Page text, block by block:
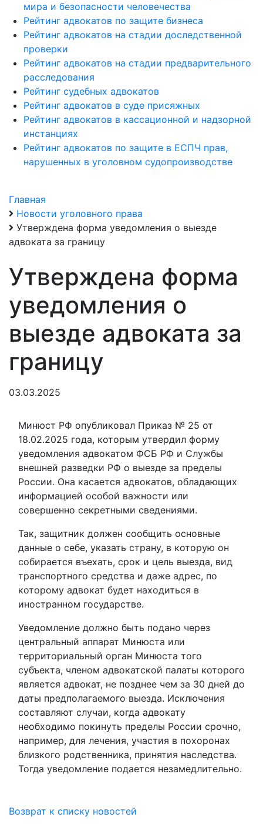
мира и безопасности человечества
Рейтинг адвокатов по защите бизнеса
Рейтинг адвокатов на стадии доследственной
проверки
Рейтинг адвокатов на стадии предварительного
расследования
Рейтинг судебных адвокатов
Рейтинг адвокатов в суде присяжных
Рейтинг адвокатов в кассационной и надзорной
инстанциях
Рейтинг адвокатов по защите в ЕСПЧ прав,
нарушенных в уголовном судопроизводстве
Главная
Новости уголовного права
Утверждена форма уведомления о выезде
адвоката за границу
Утверждена форма
уведомления о
выезде адвоката за
границу
03.03.2025
Минюст РФ опубликовал Приказ № 25 от
18.02.2025 года, которым утвердил форму
уведомления адвокатом ФСБ РФ и Службы
внешней разведки РФ о выезде за пределы
России. Она касается адвокатов, обладающих
информацией особой важности или
совершенно секретными сведениями.
Так, защитник должен сообщить основные
данные о себе, указать страну, в которую он
собирается въехать, срок и цель выезда, вид
транспортного средства и даже адрес, по
которому адвокат будет находиться в
иностранном государстве.
Уведомление должно быть подано через
центральный аппарат Минюста или
территориальный орган Минюста того
субъекта, членом адвокатской палаты которого
является адвокат, не позднее чем за 30 дней до
даты предполагаемого выезда. Исключения
составляют случаи, когда адвокату
необходимо покинуть пределы России срочно,
например, для лечения, участия в похоронах
близкого родственника, принятия наследства.
Тогда уведомление подается незамедлительно.
Возврат к списку новостей